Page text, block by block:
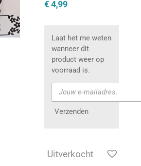
€ 4,99
Laat het me weten
wanneer dit
product weer op
voorraad is.
Verzenden
Uitverkocht